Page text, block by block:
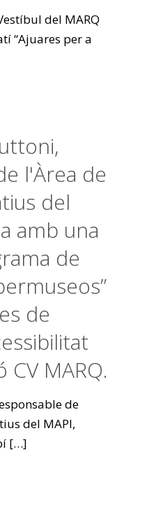
del MARQ
“Ajuares per a
l'Àrea de
del
amb una
de
de
CV MARQ.
de
del MAPI,
[…]